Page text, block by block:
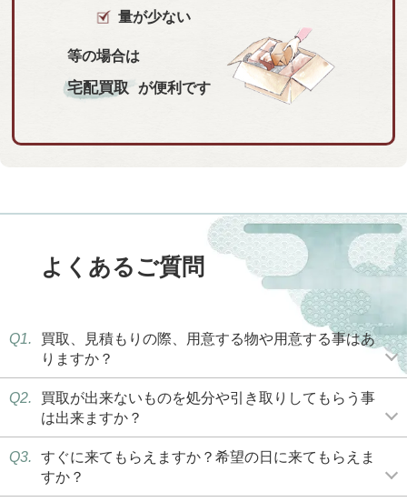
量が少ない
等の場合は
宅配買取 が便利です
よくあるご質問
Q1.
買取、見積もりの際、用意する物や用意する事はあ
りますか？
Q2.
買取が出来ないものを処分や引き取りしてもらう事
は出来ますか？
Q3.
すぐに来てもらえますか？希望の日に来てもらえま
すか？